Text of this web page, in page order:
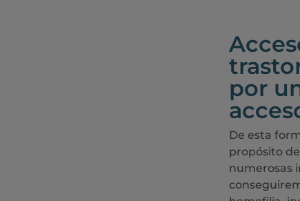
por
De esta
propósito
numerosas